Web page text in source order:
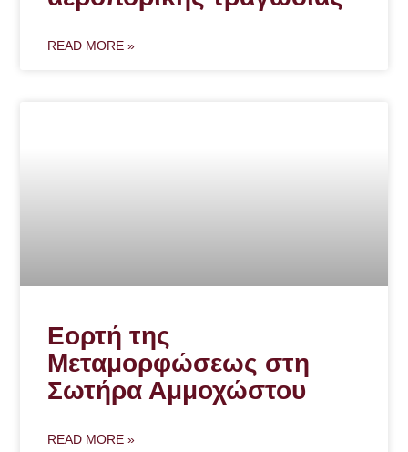
READ MORE »
Εορτή της
Μεταμορφώσεως στη
Σωτήρα Αμμοχώστου
READ MORE »